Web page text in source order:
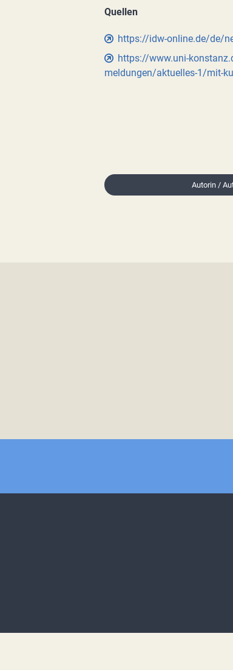
Quellen
https://idw-online.de/de/
https://www.uni-
meldungen/aktuelles-1/mit-
Autorin /